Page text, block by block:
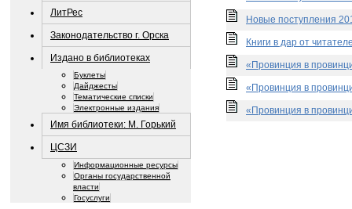
ЛитРес
Законодательство г. Орска
Издано в библиотеках
Буклеты
Дайджесты
Тематические списки
Электронные издания
Имя библиотеки: М. Горький
ЦСЗИ
Информационные ресурсы
Органы государственной
власти
Госуслуги
Новые поступления
Книги в дар от
«Провинция в
«Провинция в
«Провинция в